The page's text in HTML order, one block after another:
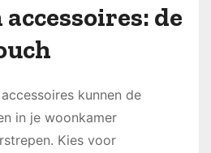
de
kunnen de
in je woonkamer
Kies voor